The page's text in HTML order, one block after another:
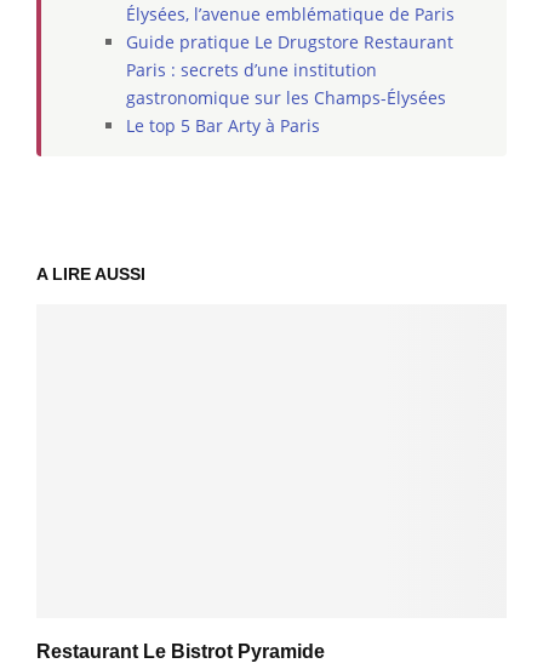
Élysées, l’avenue emblématique de Paris
Guide pratique Le Drugstore Restaurant
Paris : secrets d’une institution
gastronomique sur les Champs-Élysées
Le top 5 Bar Arty à Paris
A LIRE AUSSI
Restaurant Le Bistrot Pyramide